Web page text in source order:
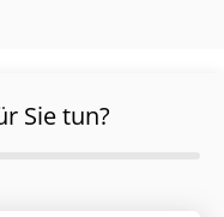
Sie tun?